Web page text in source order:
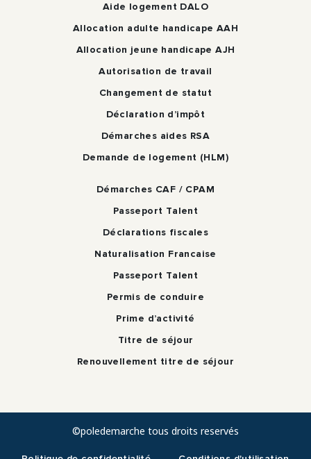
Aide logement DALO
Allocation adulte handicape AAH
Allocation jeune handicape AJH
Autorisation de travail
Changement de statut
Déclaration d’impôt
Démarches aides RSA
Demande de logement (HLM)
Démarches CAF / CPAM
Passeport Talent
Déclarations fiscales
Naturalisation Francaise
Passeport Talent
Permis de conduire
Prime d’activité
Titre de séjour
Renouvellement titre de séjour
©poledemarche tous droits reservés